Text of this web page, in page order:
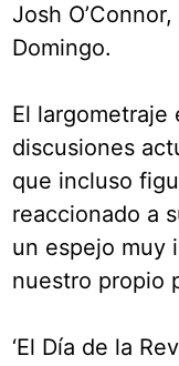
Josh
Domingo.
El largometraje
discusiones
que incluso
reaccionado a
un espejo muy
nuestro propio
‘El Día de la